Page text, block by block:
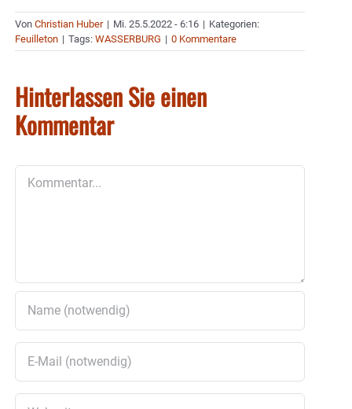
Von Christian Huber | Mi. 25.5.2022 - 6:16 | Kategorien:
Feuilleton | Tags: WASSERBURG | 0 Kommentare
Hinterlassen Sie einen
Kommentar